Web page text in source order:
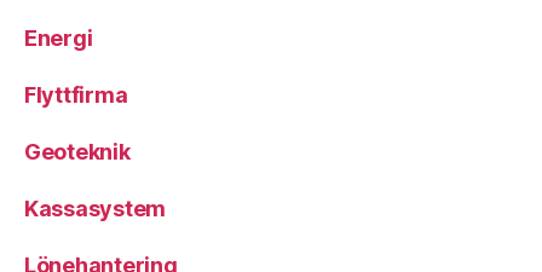
Energi
Flyttfirma
Geoteknik
Kassasystem
Lönehantering